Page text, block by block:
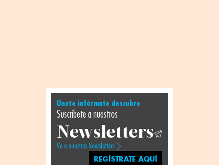
Únete infórmate descubre
Suscríbete a nuestros
Newsletters
Ve a nuestros Newsletters
REGÍSTRATE AQUÍ